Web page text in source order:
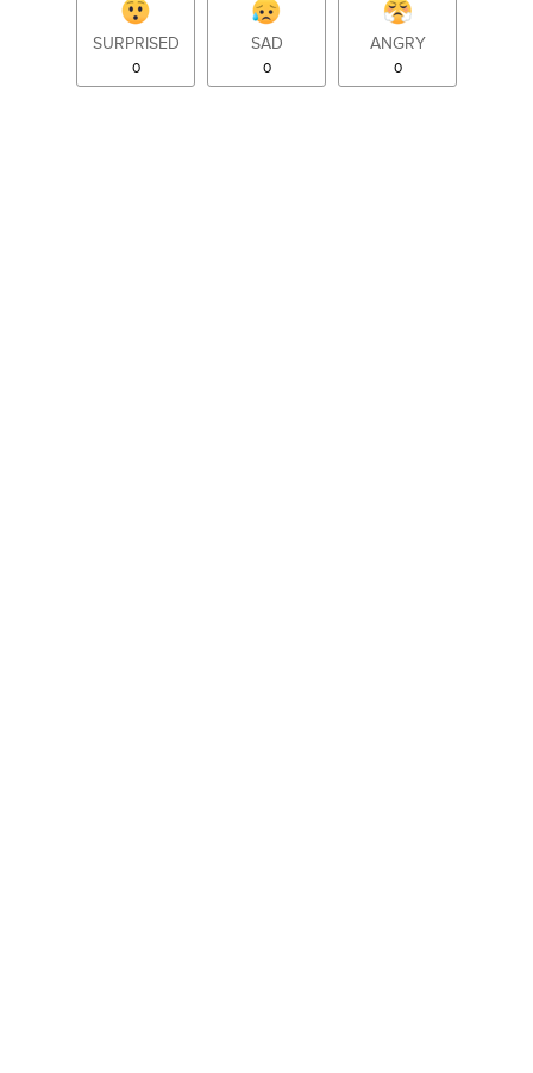
SURPRISED
0
SAD
0
ANGRY
0